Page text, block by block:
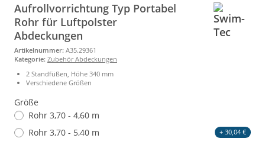
Aufrollvorrichtung Typ Portabel
Rohr für Luftpolster
Abdeckungen
Artikelnummer: A35.29361
Kategorie: Zubehör Abdeckungen
2 Standfüßen, Höhe 340 mm
Verschiedene Größen
Größe
Rohr 3,70 - 4,60 m
Rohr 3,70 - 5,40 m
+ 30,04 €